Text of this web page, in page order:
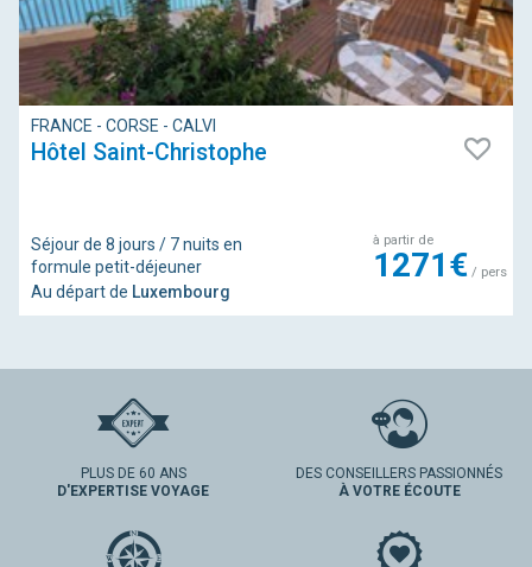
FRANCE - CORSE - CALVI
Hôtel Saint-Christophe
Séjour de 8 jours / 7 nuits en
formule petit-déjeuner
Au départ de Luxembourg
à partir de
1271€/ pers
PLUS DE 60 ANS
D'EXPERTISE VOYAGE
DES CONSEILLERS PASSIONNÉS
À VOTRE ÉCOUTE